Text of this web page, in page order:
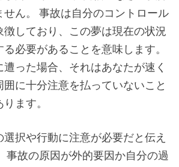
ん。 事故は自分のコントロール
徴しており、この夢は現在の状況
必要があることを意味します。
った場合、それはあなたが速く
に十分注意を払っていないこと
ます。
択や行動に注意が必要だと伝え
事故の原因が外的要因か自分の過